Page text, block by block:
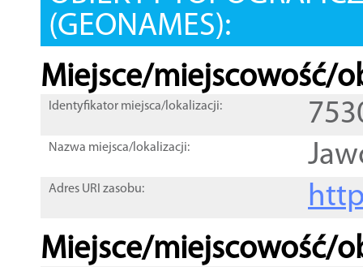
(GEONAMES):
Miejsce/miejscowość/
Identyfikator miejsca/lokalizacji:
Nazwa miejsca/lokalizacji:
Adres URI zasobu:
Miejsce/miejscowość/